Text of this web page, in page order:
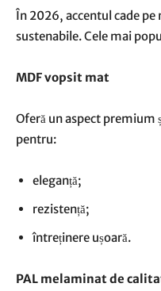
În 2026, accentul cade
sustenabile. Cele mai
MDF vopsit mat
Oferă un aspect
pentru:
eleganță;
rezistență;
întreținere ușoară.
PAL melaminat de